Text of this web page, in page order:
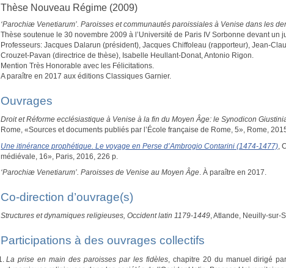
Thèse Nouveau Régime (2009)
‘Parochiæ Venetiarum’. Paroisses et communautés paroissiales à Venise dans les
Thèse soutenue le 30 novembre 2009 à l’Université de Paris IV Sorbonne devant un
Professeurs: Jacques Dalarun (président), Jacques Chiffoleau (rapporteur), Jean-
Crouzet-Pavan (directrice de thèse), Isabelle Heullant-Donat, Antonio Rigon.
Mention Très Honorable avec les Félicitations.
A paraître en 2017 aux éditions Classiques Garnier.
Ouvrages
Droit et Réforme ecclésiastique à Venise à la fin du Moyen Âge: le Synodicon
Rome, «Sources et documents publiés par l’École française de Rome, 5», Rome,
Une itinérance prophétique. Le voyage en Perse d’Ambrogio Contarini (1474-1477) ,
médiévale, 16», Paris, 2016, 226 p.
‘Parochiæ Venetiarum’. Paroisses de Venise au Moyen Âge . À paraître en 2017.
Co-direction d’ouvrage(s)
Structures et dynamiques religieuses, Occident latin 1179-1449, Atlande, Neuilly-sur-
Participations à des ouvrages collectifs
La prise en main des paroisses par les fidèles, chapitre 20 du manuel dirigé